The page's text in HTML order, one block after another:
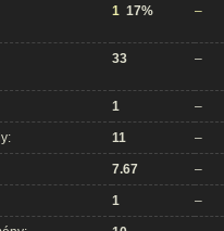
1 17% –
33 –
1 –
11 –
7.67 –
1 –